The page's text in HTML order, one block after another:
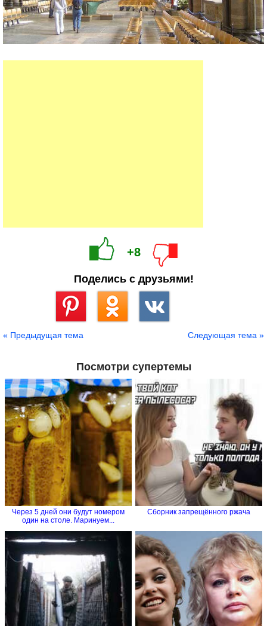
+8
Поделись с друзьями!
« Предыдущая тема Следующая тема »
Посмотри супертемы
Через 5 дней они будут номером
один на столе. Маринуем...
Сборник запрещённого ржача